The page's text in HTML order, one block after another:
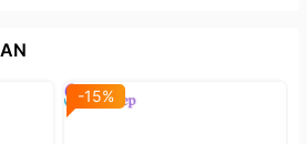
quốc tế.
36 tháng, mang đến sự an tâm
-15%